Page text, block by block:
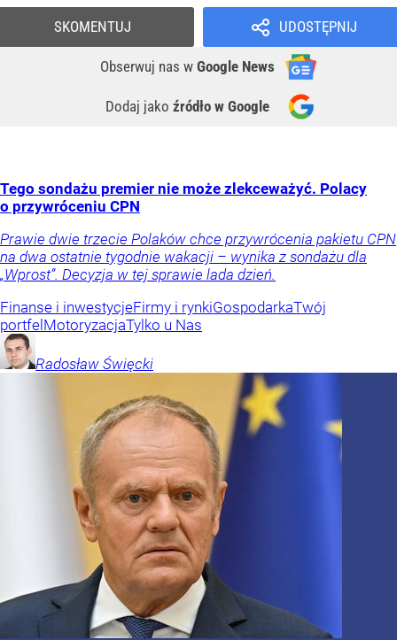
UDOSTĘPNIJ
Obserwuj nas w Google News
Dodaj jako źródło w Google
SKOMENTUJ
Tego sondażu premier nie może zlekceważyć. Polacy
o przywróceniu CPN
Prawie dwie trzecie Polaków chce przywrócenia pakietu CPN
na dwa ostatnie tygodnie wakacji – wynika z sondażu dla
„Wprost”. Decyzja w tej sprawie lada dzień.
Finanse i inwestycjeFirmy i rynkiGospodarkaTwój
portfelMotoryzacjaTylko u Nas
Radosław Święcki